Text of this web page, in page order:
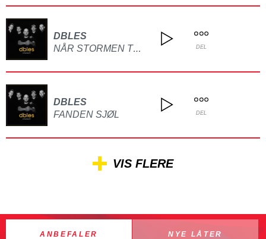
DBLES
NÅR STORMEN TRUE DEL
DBLES
FANDEN SJØL
DEL
VIS FLERE
ANBEFALER NYE LÅTER